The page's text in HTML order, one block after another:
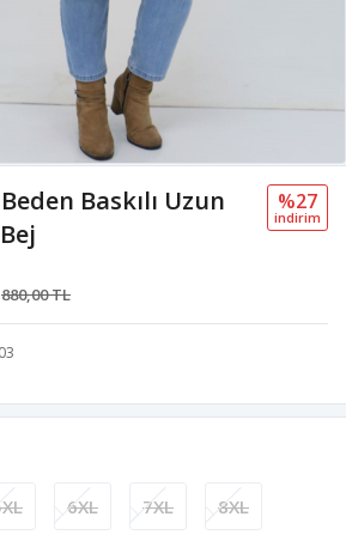
Baskılı Uzun
880,00 TL
%27
i̇ndi̇ri̇m
6XL 7XL 8XL